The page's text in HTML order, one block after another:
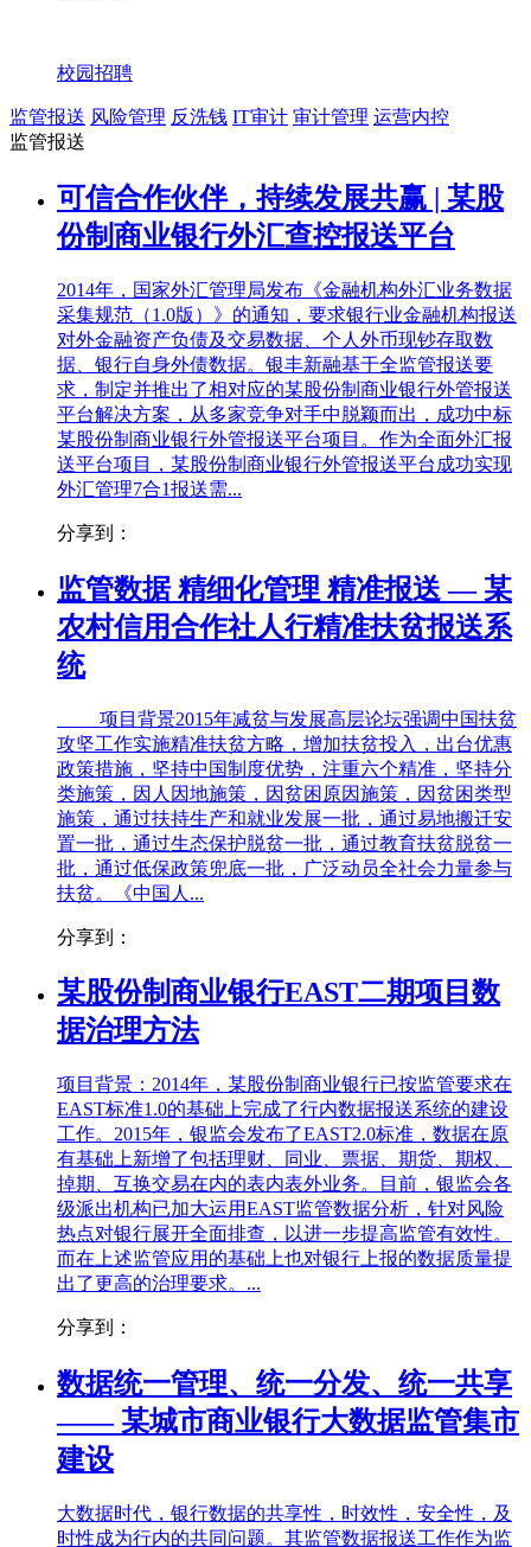
校园招聘
监管报送 风险管理 反洗钱 IT审计 审计管理 运营内控
监管报送
可信合作伙伴，持续发展共赢 | 某股
份制商业银行外汇查控报送平台
2014年，国家外汇管理局发布《金融机构外汇业务数据
采集规范（1.0版）》的通知，要求银行业金融机构报送
对外金融资产负债及交易数据、个人外币现钞存取数
据、银行自身外债数据。银丰新融基于全监管报送要
求，制定并推出了相对应的某股份制商业银行外管报送
平台解决方案，从多家竞争对手中脱颖而出，成功中标
某股份制商业银行外管报送平台项目。作为全面外汇报
送平台项目，某股份制商业银行外管报送平台成功实现
外汇管理7合1报送需...
分享到：
监管数据 精细化管理 精准报送 — 某
农村信用合作社人行精准扶贫报送系
统
项目背景2015年减贫与发展高层论坛强调中国扶贫
攻坚工作实施精准扶贫方略，增加扶贫投入，出台优惠
政策措施，坚持中国制度优势，注重六个精准，坚持分
类施策，因人因地施策，因贫困原因施策，因贫困类型
施策，通过扶持生产和就业发展一批，通过易地搬迁安
置一批，通过生态保护脱贫一批，通过教育扶贫脱贫一
批，通过低保政策兜底一批，广泛动员全社会力量参与
扶贫。《中国人...
分享到：
某股份制商业银行EAST二期项目数
据治理方法
项目背景：2014年，某股份制商业银行已按监管要求在
EAST标准1.0的基础上完成了行内数据报送系统的建设
工作。2015年，银监会发布了EAST2.0标准，数据在原
有基础上新增了包括理财、同业、票据、期货、期权、
掉期、互换交易在内的表内表外业务。目前，银监会各
级派出机构已加大运用EAST监管数据分析，针对风险
热点对银行展开全面排查，以进一步提高监管有效性。
而在上述监管应用的基础上也对银行上报的数据质量提
出了更高的治理要求。...
分享到：
数据统一管理、统一分发、统一共享
—— 某城市商业银行大数据监管集市
建设
大数据时代，银行数据的共享性，时效性，安全性，及
时性成为行内的共同问题。其监管数据报送工作作为监